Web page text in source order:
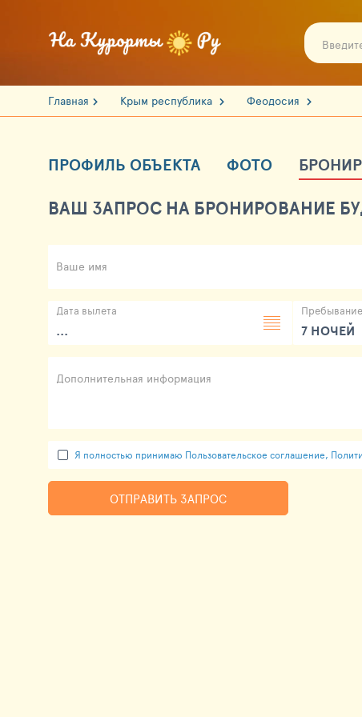
Главная Крым республика Феодосия
ПРОФИЛЬ ОБЪЕКТА ФОТО
ВАШ ЗАПРОС НА БРОНИРОВАНИЕ
Ваше имя
Дата вылета
...
Пребывание
7 НОЧЕЙ
Дополнительная информация
Я полностью принимаю Пользовательское соглашение,
ОТПРАВИТЬ ЗАПРОС